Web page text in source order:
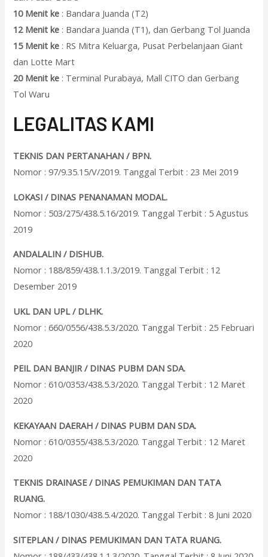
10 Menit ke : Bandara Juanda (T2)
12 Menit ke : Bandara Juanda (T1), dan Gerbang Tol Juanda
15 Menit ke : RS Mitra Keluarga, Pusat Perbelanjaan Giant
dan Lotte Mart
20 Menit ke : Terminal Purabaya, Mall CITO dan Gerbang
Tol Waru
LEGALITAS KAMI
TEKNIS DAN PERTANAHAN / BPN.
Nomor : 97/9.35.15/V/2019. Tanggal Terbit : 23 Mei 2019
LOKASI / DINAS PENANAMAN MODAL.
Nomor : 503/275/438.5.16/2019. Tanggal Terbit : 5 Agustus
2019
ANDALALIN / DISHUB.
Nomor : 188/859/438.1.1.3/2019. Tanggal Terbit : 12
Desember 2019
UKL DAN UPL / DLHK.
Nomor : 660/0556/438.5.3/2020. Tanggal Terbit : 25 Februari
2020
PEIL DAN BANJIR / DINAS PUBM DAN SDA.
Nomor : 610/0353/438.5.3/2020. Tanggal Terbit : 12 Maret
2020
KEKAYAAN DAERAH / DINAS PUBM DAN SDA.
Nomor : 610/0355/438.5.3/2020. Tanggal Terbit : 12 Maret
2020
TEKNIS DRAINASE / DINAS PEMUKIMAN DAN TATA
RUANG.
Nomor : 188/1030/438.5.4/2020. Tanggal Terbit : 8 Juni 2020
SITEPLAN / DINAS PEMUKIMAN DAN TATA RUANG.